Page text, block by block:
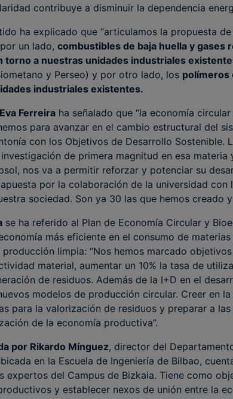
contribuye a disminuir la dependencia
ha explicado que “articulamos la propuesta
por un lado, combustibles de baja huella y gases
torno a nuestras unidades industriales
y Perseo) y por otro lado, los polímeros
industriales existentes.
Eva Ferreira ha señalado que “la economía
para avanzar en el cambio estructural del
con los Objetivos de Desarrollo Sostenible.
de primera magnitud en esa materia
nos va a permitir reforzar y potenciar su
por la colaboración de la universidad
sociedad. Son ya 30 las que hemos creado
se ha referido al Plan de Economía Circular y
más eficiente en el consumo de
limpia: “Nos hemos marcado
material, aumentar un 10% la tasa de
de residuos. Además de la I+D en el
modelos de producción circular. Creer en
para la valorización de residuos y preparar a
de la economía productiva”.
por Rikardo Mínguez, director del
en la Escuela de Ingeniería de Bilbao,
expertos del Campus de Bizkaia. Tiene como
y establecer nexos de unión entre la